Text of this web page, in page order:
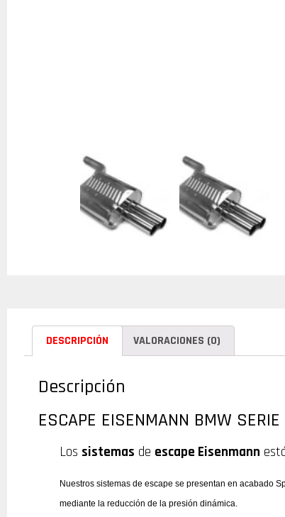
DESCRIPCIÓN VALORACIONES (0)
Descripción
ESCAPE EISENMANN BMW
Los sistemas de escape Eisenmann
Nuestros sistemas de escape se presentan en acabado
mediante la reducción de la presión dinámica.